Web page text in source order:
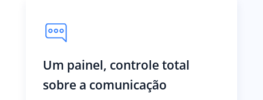
Um painel, controle total
sobre a comunicação